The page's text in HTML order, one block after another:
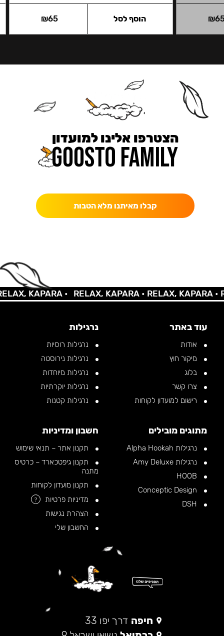
₪
₪65 הוסף לסל
הצטרפו אלינו למועדון
קבלו מאיתנו מלא הטבות
KAPARA • RELAX, KAPARA •RELAX, KAPARA •
עוד באתר
אודות
מיקור חוץ
בלוג
צרו קשר
רישום למועדון לקוחות
נרגילות
נרגילות רוסיות
נרגילות נירוסטה
נרגילות מיוחדות
נרגילות יוקרתיות
נרגילות קטנות
מתוגים מובילים
נרגילות Alpha Hookah
נרגילות Amy Deluxe
חשבון ומדיניות
תקנון אתר – תנאי שימוש
תקנון גיפטכארד – כרטיס
מתנה
תקנון מועדון לקוחות
מדיניות פרטיות
?
הצהרת נגישות
החשבון שלי
חיפה דרך יפו 33